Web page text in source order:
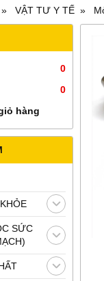
VẬT TƯ Y TẾ
0
0
hàng
SỨC